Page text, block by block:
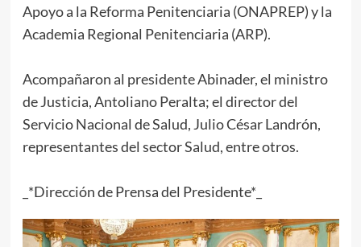
Apoyo a la Reforma Penitenciaria (ONAPREP) y la
Academia Regional Penitenciaria (ARP).
Acompañaron al presidente Abinader, el ministro
de Justicia, Antoliano Peralta; el director del
Servicio Nacional de Salud, Julio César Landrón,
representantes del sector Salud, entre otros.
_*Dirección de Prensa del Presidente*_